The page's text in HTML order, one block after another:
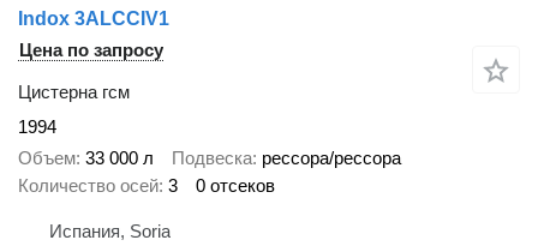
Indox 3ALCCIV1
Цена по запросу
Цистерна гсм
1994
Объем 33 000 л Подвеска рессора/рессора
Количество осей 3 0 отсеков
Испания, Soria